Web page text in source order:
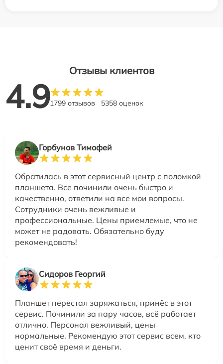
Отзывы клиентов
4.91799 отзывов 5358 оценок
Горбунов Тимофей
Обратилась в этот сервисный центр с поломкой
планшета. Все починили очень быстро и
качественно, ответили на все мои вопросы.
Сотрудники очень вежливые и
профессиональные. Цены приемлемые, что не
может не радовать. Обязательно буду
рекомендовать!
Сидоров Георгий
Планшет перестал заряжаться, принёс в этот
сервис. Починили за пару часов, всё работает
отлично. Персонал вежливый, цены
нормальные. Рекомендую этот сервис всем, кто
ценит своё время и деньги.